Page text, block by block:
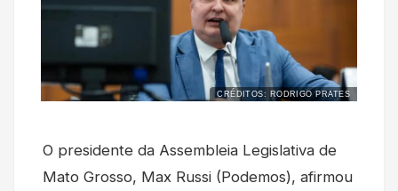
CRÉDITOS: RODRIGO PRATES
O presidente da Assembleia Legislativa de
Mato Grosso, Max Russi (Podemos), afirmou